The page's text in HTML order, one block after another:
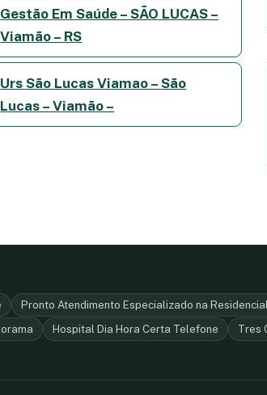
Gestão Em Saúde – SÃO LUCAS –
Viamão – RS
Urs São Lucas Viamao – São
Lucas – Viamão –
Pronto Atendimento Especializado na
Hospital Dia Hora Certa Telefone Tres